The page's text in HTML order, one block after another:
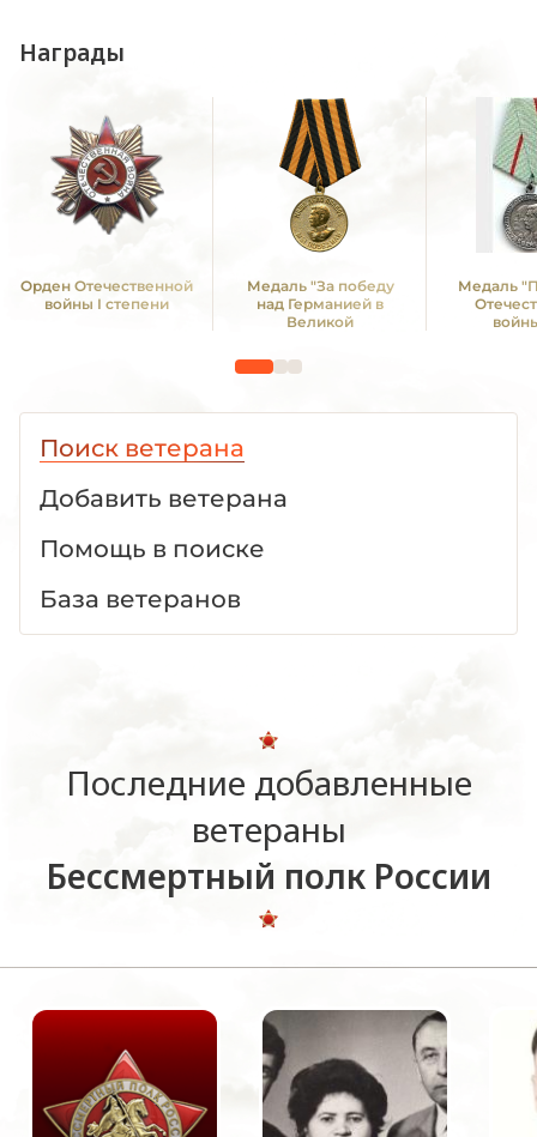
Награды
Орден Отечественной
войны I степени
Медаль "За победу
над Германией в
Великой
1941 -1945 гг."
Медаль
Поиск ветерана
Добавить ветерана
Помощь в поиске
База ветеранов
Последние добавленные
ветераны
Бессмертный полк России